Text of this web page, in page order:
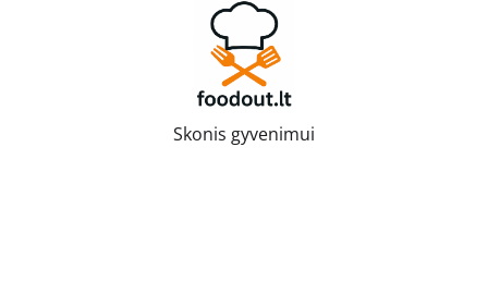
Skonis gyvenimui